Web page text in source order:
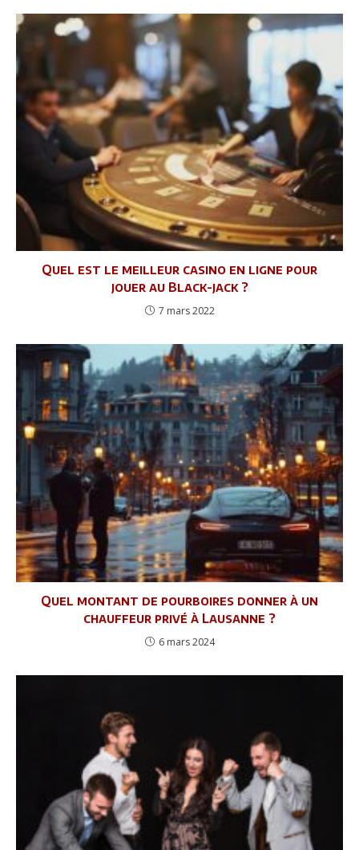
Quel est le meilleur casino en ligne pour
jouer au Black-jack ?
7 mars 2022
Quel montant de pourboires donner à un
chauffeur privé à Lausanne ?
6 mars 2024